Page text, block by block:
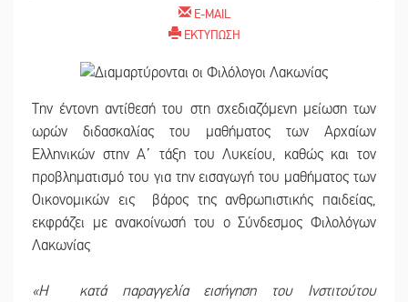
E-MAIL
ΕΚΤΥΠΩΣΗ
Την έντονη αντίθεσή του στη σχεδιαζόμενη μείωση των
ωρών διδασκαλίας του μαθήματος των Αρχαίων
Ελληνικών στην Α΄ τάξη του Λυκείου, καθώς και τον
προβληματισμό του για την εισαγωγή του μαθήματος των
Οικονομικών εις βάρος της ανθρωπιστικής παιδείας,
εκφράζει με ανακοίνωσή του ο Σύνδεσμος Φιλολόγων
Λακωνίας
«Η κατά παραγγελία εισήγηση του Ινστιτούτου